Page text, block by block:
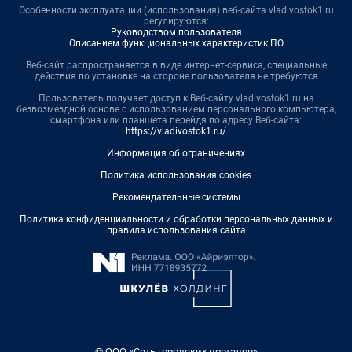
Особенности эксплуатации (использования) веб-сайта vladivostok1.ru
регулируются:
Руководством пользователя
Описанием функциональных характеристик ПО
Веб-сайт распространяется в виде интернет-сервиса, специальные
действия по установке на стороне пользователя не требуются
Пользователь получает доступ к Веб-сайту vladivostok1.ru на
безвозмездной основе с использованием персонального компьютера,
смартфона или планшета перейдя по адресу Веб-сайта:
https://vladivostok1.ru/
Информация об ограничениях
Политика использования cookies
Рекомендательные системы
Политика конфиденциальности и обработки персональных данных и
правила использования сайта